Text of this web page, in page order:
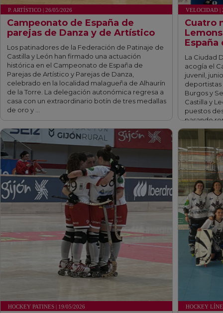
P. ARTÍSTICO | 26/05/2026
Campeonato de España de
parejas de Danza y de Artístico
Los patinadores de la Federación de Patinaje de
Castilla y León han firmado una actuación
histórica en el Campeonato de España de
Parejas de Artístico y Parejas de Danza,
celebrado en la localidad malagueña de Alhaurín
de la Torre. La delegación autonómica regresa a
casa con un extraordinario botín de tres medallas
de oro y …
VELOCIDAD |
Cuatro
España
La Ciudad
acogía el
juvenil,
deportistas
Burgos y
Castilla y
puestos
pasando
fff
HOCKEY PATINES | 19/05/2026 HOCKEY